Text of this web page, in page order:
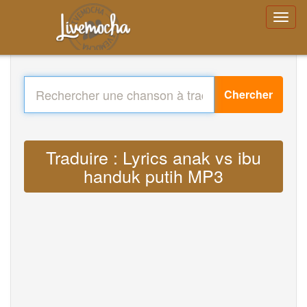
Chercher
Traduire : Lyrics anak vs ibu
handuk putih MP3